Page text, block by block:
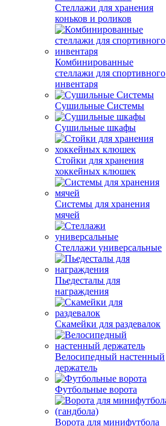
Стеллажи для хранения
коньков и роликов
Комбинированные
стеллажи для спортивного
инвентаря
Сушильные Системы
Сушильные шкафы
Стойки для хранения
хоккейных клюшек
Системы для хранения
мячей
Стеллажи универсальные
Пьедесталы для
награждения
Скамейки для раздевалок
Велосипедный настенный
держатель
Футбольные ворота
Ворота для минифутбола